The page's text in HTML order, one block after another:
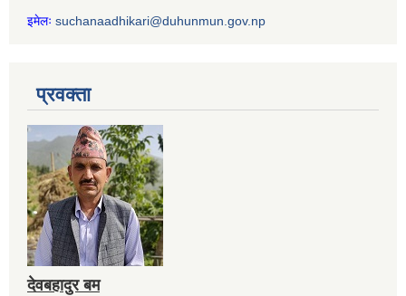
इमेलः suchanaadhikari@duhunmun.gov.np
प्रवक्ता
देवबहादुर बम